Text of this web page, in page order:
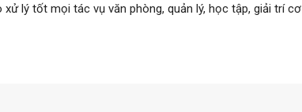
xử lý tốt mọi tác vụ văn phòng, quản lý, học tập, giải trí cơ